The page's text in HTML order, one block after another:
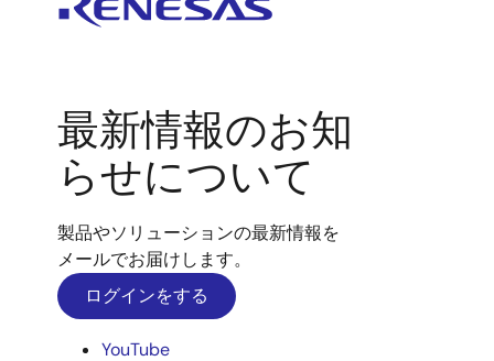
最新情報のお知
らせについて
製品やソリューションの最新情報を
メールでお届けします。
ログインをする
YouTube